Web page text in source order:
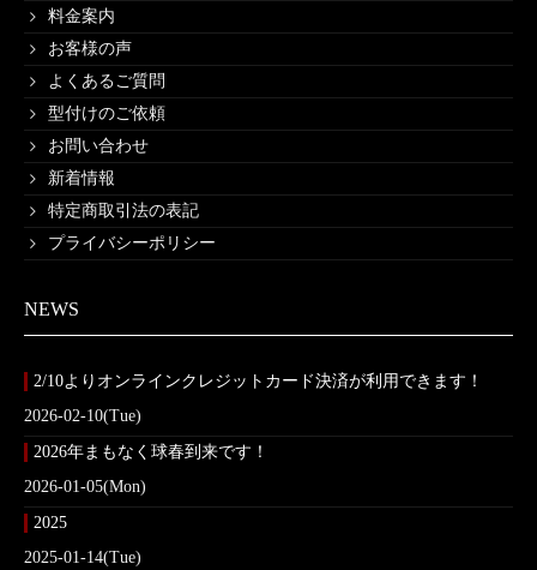
料金案内
お客様の声
よくあるご質問
型付けのご依頼
お問い合わせ
新着情報
特定商取引法の表記
プライバシーポリシー
NEWS
2/10よりオンラインクレジットカード決済が利用できます！
2026-02-10(Tue)
2026年まもなく球春到来です！
2026-01-05(Mon)
2025
2025-01-14(Tue)